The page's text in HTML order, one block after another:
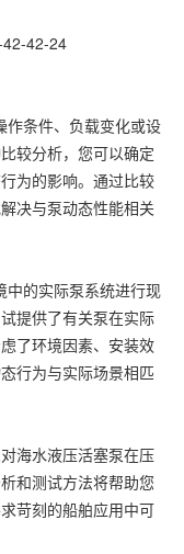
42-24
作条件、负载变化或设
较分析，您可以确定
为的影响。通过比较
决与泵动态性能相关
中的实际泵系统进行现
提供了有关泵在实际
了环境因素、安装效
行为与实际场景相匹
海水液压活塞泵在压
和测试方法将帮助您
苛刻的船舶应用中可